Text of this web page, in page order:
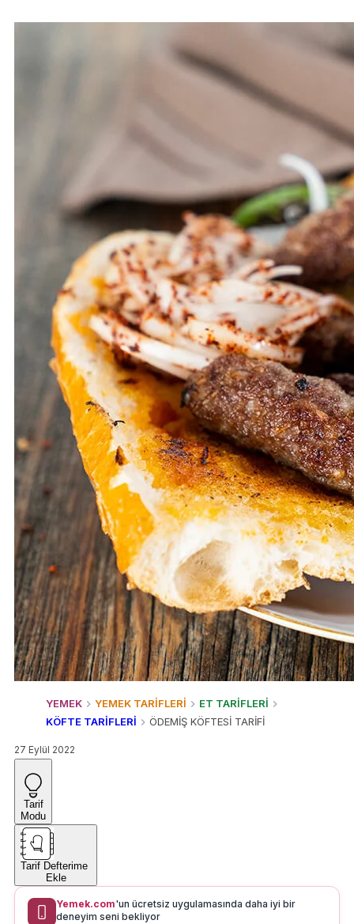
YEMEK YEMEK TARİFLERİ
ET TARİFLERİ
KÖFTE TARİFLERİ
ÖDEMİŞ KÖFTESİ TARİFİ
27 Eylül 2022
Tarif
Modu
Tarif Defterime
Ekle
Yemek.com'un ücretsiz uygulamasında daha iyi bir
deneyim seni bekliyor